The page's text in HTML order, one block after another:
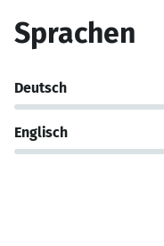
Sprachen
Deutsch
Englisch